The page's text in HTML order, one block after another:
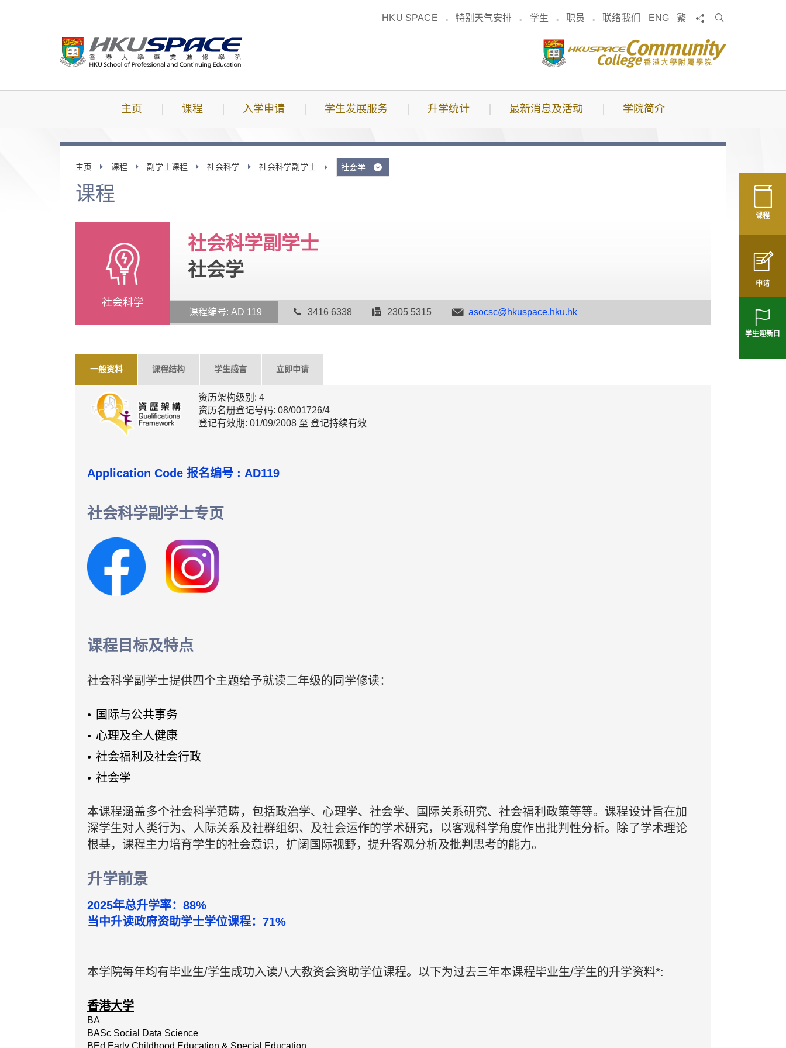
HKU SPACE 特别天气安排 学生 职员 联络我们 ENG 繁 分享
搜
主页 课程 入学申请 学生发展服务 升学统计 最新消息及活动 学院简介
课程
申请
学生迎新日
主页 课程 副学士课程 社会科学 社会科学副学士 社会学
课程
社会科学
社会科学副学士
社会学
课程编号: AD 119 3416 6338 2305 5315 asocsc@hkuspace.hku.hk
一般资料 课程结构 学生感言 立即申请
资历架构级别: 4
资历名册登记号码: 08/001726/4
登记有效期: 01/09/2008 至 登记持续有效
Application Code 报名编号 : AD119
社会科学副学士专页
课程目标及特点
社会科学副学士提供四个主题给予就读二年级的同学修读：
国际与公共事务
心理及全人健康
社会福利及社会行政
社会学
本课程涵盖多个社会科学范畴，包括政治学、心理学、社会学、国际关系研究、社会福利政策等等。课程设计旨在加
深学生对人类行为、人际关系及社群组织、及社会运作的学术研究，以客观科学角度作出批判性分析。除了学术理论
根基，课程主力培育学生的社会意识，扩阔国际视野，提升客观分析及批判思考的能力。
升学前景
2025年总升学率：88%
当中升读政府资助学士学位课程：71%
本学院每年均有毕业生/学生成功入读八大教资会资助学位课程。以下为过去三年本课程毕业生/学生的升学资料*:
香港大学
BA
BASc Social Data Science
BEd Early Childhood Education & Special Education